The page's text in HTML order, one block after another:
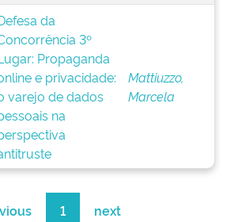
da
3º
Propaganda
e privacidade:
varejo de dados
na
Mattiuzzo,
Marcela
1 next